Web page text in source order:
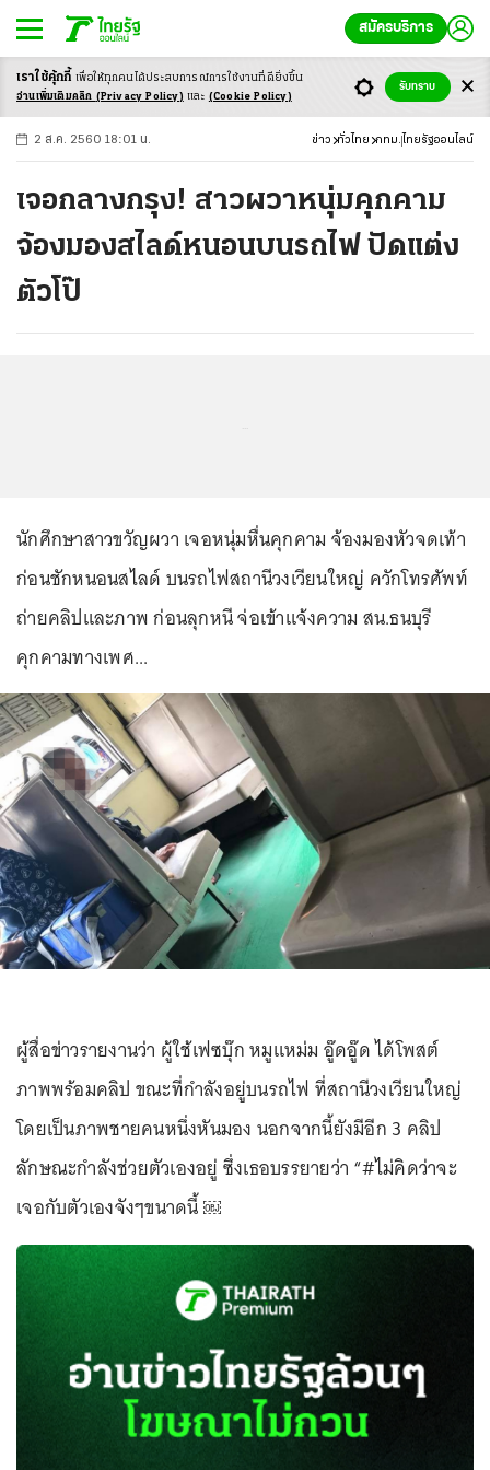
สมัครบริการ
-ก ก ก+
2 ส.ค. 2560 18:01 น. ข่าว ทั่วไทย กทม. ไทยรัฐออนไลน์
เจอกลางกรุง! สาวผวาหนุ่มคุกคาม
จ้องมองสไลด์หนอนบนรถไฟ ปัดแต่ง
ตัวโป๊
นักศึกษาสาวขวัญผวา เจอหนุ่มหื่นคุกคาม จ้องมองหัวจดเท้า
ก่อนชักหนอนสไลด์ บนรถไฟสถานีวงเวียนใหญ่ ควักโทรศัพท์
ถ่ายคลิปและภาพ ก่อนลุกหนี จ่อเข้าแจ้งความ สน.ธนบุรี
คุกคามทางเพศ...
ผู้สื่อข่าวรายงานว่า ผู้ใช้เฟซบุ๊ก หมูแหม่ม อู๊ดอู๊ด ได้โพสต์
ภาพพร้อมคลิป ขณะที่กำลังอยู่บนรถไฟ ที่สถานีวงเวียนใหญ่
โดยเป็นภาพชายคนหนึ่งหันมอง นอกจากนี้ยังมีอีก 3 คลิป
ลักษณะกำลังช่วยตัวเองอยู่ ซึ่งเธอบรรยายว่า “#ไม่คิดว่าจะ
เจอกับตัวเองจังๆขนาดนี้ ￼
เราใช้คุ้กกี้ เพื่อให้ทุกคนได้ประสบการณ์การใช้งานที่ดียิ่งขึ้น
อ่านเพิ่มเติมคลิก (Privacy Policy) และ (Cookie Policy)
รับทราบ